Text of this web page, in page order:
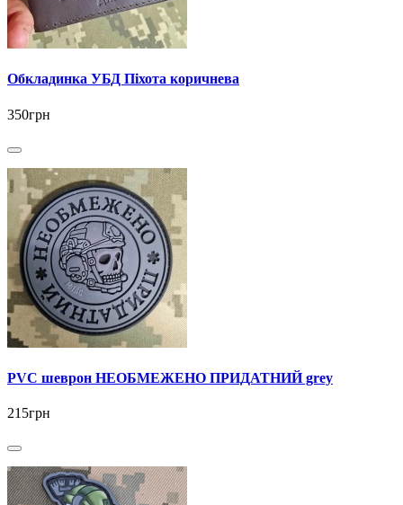
Обкладинка УБД Піхота коричнева
350грн
PVC шеврон НЕОБМЕЖЕНО ПРИДАТНИЙ grey
215грн